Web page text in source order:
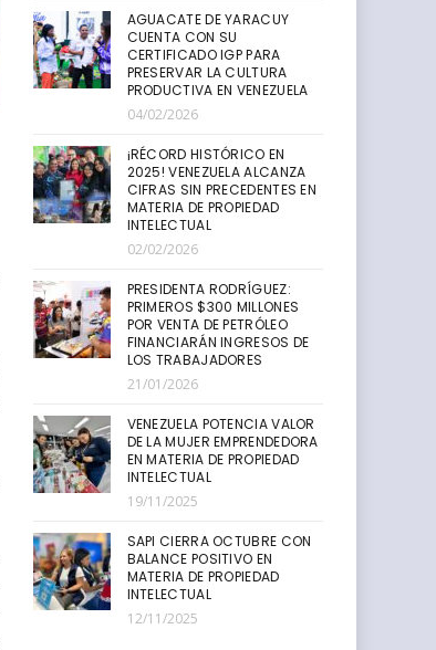
AGUACATE DE YARACUY
CUENTA CON SU
CERTIFICADO IGP PARA
PRESERVAR LA CULTURA
PRODUCTIVA EN VENEZUELA
04/02/2026
¡RÉCORD HISTÓRICO EN
2025! VENEZUELA ALCANZA
CIFRAS SIN PRECEDENTES EN
MATERIA DE PROPIEDAD
INTELECTUAL
02/02/2026
PRESIDENTA RODRÍGUEZ:
PRIMEROS $300 MILLONES
POR VENTA DE PETRÓLEO
FINANCIARÁN INGRESOS DE
LOS TRABAJADORES
21/01/2026
VENEZUELA POTENCIA VALOR
DE LA MUJER EMPRENDEDORA
EN MATERIA DE PROPIEDAD
INTELECTUAL
19/11/2025
SAPI CIERRA OCTUBRE CON
BALANCE POSITIVO EN
MATERIA DE PROPIEDAD
INTELECTUAL
12/11/2025